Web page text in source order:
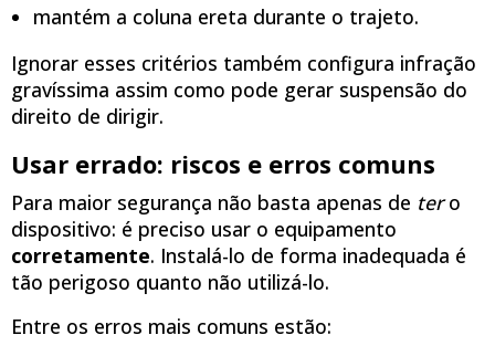
mantém a coluna ereta durante o trajeto.
Ignorar esses critérios também configura infração
gravíssima assim como pode gerar suspensão do
direito de dirigir.
Usar errado: riscos e erros comuns
Para maior segurança não basta apenas de tero
dispositivo: é preciso usar o equipamento
corretamente. Instalá-lo de forma inadequada é
tão perigoso quanto não utilizá-lo.
Entre os erros mais comuns estão: